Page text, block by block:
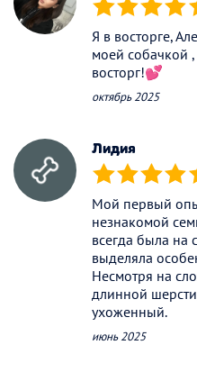
(*) (*) (*) (*)
Я в восторге,
моей собачкой
восторг!💕
октябрь 2025
Лидия
(*) (*) (*) (*)
Мой первый
незнакомой
всегда была на
выделяла
Несмотря на
длинной
ухоженный.
июнь 2025